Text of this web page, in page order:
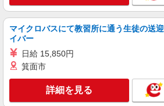
マイクロバスにて教習所に通う生徒の送
イバー
日給 15,850円
箕面市
詳細を見る